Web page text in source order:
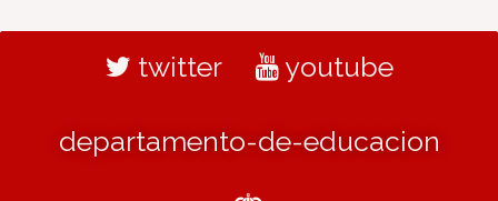
twitter youtube
departamento-de-educacion